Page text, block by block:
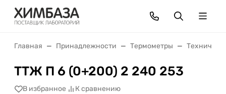
Главная Принадлежности Термометры
ТТЖ П 6 (0+200) 2 240 253
В избранное К сравнению